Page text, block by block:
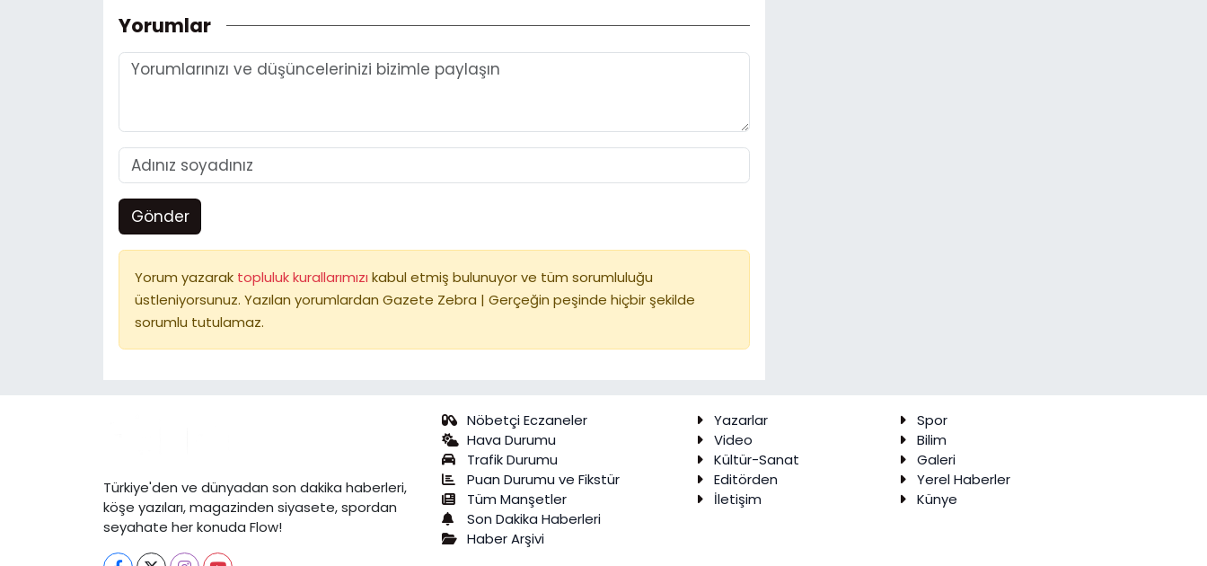
Yorumlar
Gönder
Yorum yazarak topluluk kurallarımızı kabul etmiş bulunuyor ve tüm sorumluluğu
üstleniyorsunuz. Yazılan yorumlardan Gazete Zebra | Gerçeğin peşinde hiçbir şekilde
sorumlu tutulamaz.
Türkiye'den ve dünyadan son dakika haberleri,
köşe yazıları, magazinden siyasete, spordan
seyahate her konuda Flow!
Nöbetçi Eczaneler
Hava Durumu
Trafik Durumu
Puan Durumu ve Fikstür
Tüm Manşetler
Son Dakika Haberleri
Haber Arşivi
Yazarlar
Spor
Video
Bilim
Kültür-Sanat
Galeri
Editörden
Yerel Haberler
İletişim
Künye